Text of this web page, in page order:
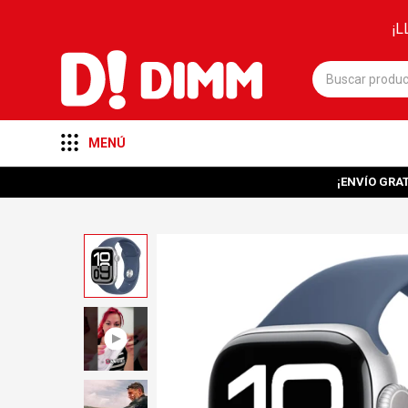
MENÚ
¡ENVÍO